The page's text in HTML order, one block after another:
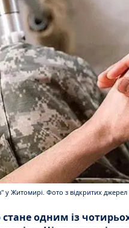
у Житомирі. Фото з відкритих джерел
одним із